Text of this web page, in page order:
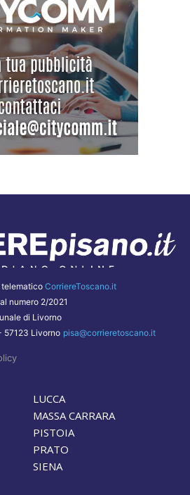
CorriereToscano.it
numero 2/2021
di Livorno
57123 Livorno pisa@corrieretoscano.it
LUCCA
MASSA CARRARA
PISTOIA
PRATO
SIENA